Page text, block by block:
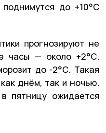
до +10°С
прогнозируют не
часы — около +2°С.
до -2°С. Такая
днём, так и ночью.
пятницу ожидается